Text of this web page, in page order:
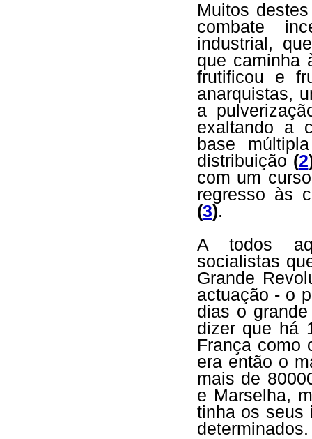
Muitos
combate
industrial,
que caminha
frutificou e
anarquistas,
a
exaltando a
base
distribuição (2
com um
regresso às
(3).
A todos
socialistas
Grande
actuação - o
dias o
dizer que há
França como
era então o
mais de
e Marselha,
tinha os seus
determinados.